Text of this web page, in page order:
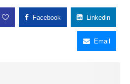
Facebook Linkedin
Email